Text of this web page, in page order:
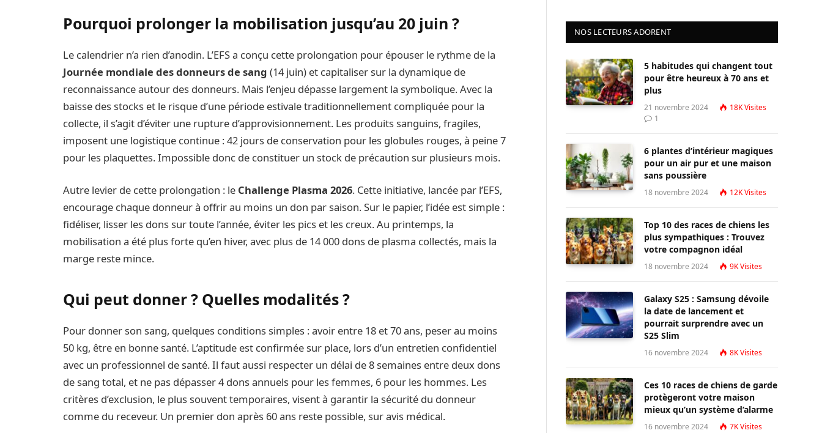
Pourquoi prolonger la mobilisation jusqu’au 20 juin ?
Le calendrier n’a rien d’anodin. L’EFS a conçu cette prolongation pour épouser le rythme de la
Journée mondiale des donneurs de sang (14 juin) et capitaliser sur la dynamique de
reconnaissance autour des donneurs. Mais l’enjeu dépasse largement la symbolique. Avec la
baisse des stocks et le risque d’une période estivale traditionnellement compliquée pour la
collecte, il s’agit d’éviter une rupture d’approvisionnement. Les produits sanguins, fragiles,
imposent une logistique continue : 42 jours de conservation pour les globules rouges, à peine 7
pour les plaquettes. Impossible donc de constituer un stock de précaution sur plusieurs mois.
Autre levier de cette prolongation : le Challenge Plasma 2026. Cette initiative, lancée par l’EFS,
encourage chaque donneur à offrir au moins un don par saison. Sur le papier, l’idée est simple :
fidéliser, lisser les dons sur toute l’année, éviter les pics et les creux. Au printemps, la
mobilisation a été plus forte qu’en hiver, avec plus de 14 000 dons de plasma collectés, mais la
marge reste mince.
Qui peut donner ? Quelles modalités ?
Pour donner son sang, quelques conditions simples : avoir entre 18 et 70 ans, peser au moins
50 kg, être en bonne santé. L’aptitude est confirmée sur place, lors d’un entretien confidentiel
avec un professionnel de santé. Il faut aussi respecter un délai de 8 semaines entre deux dons
de sang total, et ne pas dépasser 4 dons annuels pour les femmes, 6 pour les hommes. Les
critères d’exclusion, le plus souvent temporaires, visent à garantir la sécurité du donneur
comme du receveur. Un premier don après 60 ans reste possible, sur avis médical.
NOS LECTEURS ADORENT
5 habitudes qui changent tout
pour être heureux à 70 ans et
plus
21 novembre 2024 18KVisites
1
6 plantes d’intérieur magiques
pour un air pur et une maison
sans poussière
18 novembre 2024 12KVisites
Top 10 des races de chiens les
plus sympathiques : Trouvez
votre compagnon idéal
18 novembre 2024 9KVisites
Galaxy S25 : Samsung dévoile
la date de lancement et
pourrait surprendre avec un
S25 Slim
16 novembre 2024 8KVisites
Ces 10 races de chiens de garde
protègeront votre maison
mieux qu’un système d’alarme
16 novembre 2024 7KVisites